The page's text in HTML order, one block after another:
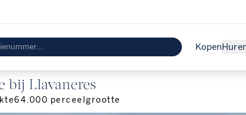
Kopen
bij Llavaneres
64.000 perceelgrootte